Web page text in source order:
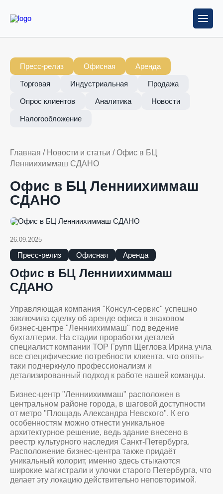
Пресс-релиз Офисная Аренда
Торговая Индустриальная Продажа
Опрос клиентов Аналитика Новости
Налогообложение
Главная / Новости и статьи /Офис в БЦ
Ленниихиммаш СДАНО
Офис в БЦ Ленниихиммаш
СДАНО
26.09.2025
Пресс-релиз Офисная Аренда
Офис в БЦ Ленниихиммаш
СДАНО
Управляющая компания "Консул-сервис" успешно
заключила сделку об аренде офиса в знаковом
бизнес-центре "Ленниихиммаш" под ведение
бухгалтерии. На стадии проработки деталей
специалист компании ТОР Групп Щеглова Ирина учла
все специфические потребности клиента, что опять-
таки подчеркнуло профессионализм и
детализированный подход к работе нашей команды.
Бизнес-центр "Ленниихиммаш" расположен в
центральном районе города, в шаговой доступности
от метро "Площадь Александра Невского". К его
особенностям можно отнести уникальное
архитектурное решение, ведь здание внесено в
реестр культурного наследия Санкт-Петербурга.
Расположение бизнес-центра также придаёт
уникальный колорит, именно здесь стыкаются
широкие магистрали и улочки старого Петербурга, что
делает эту локацию действительно неповторимой.